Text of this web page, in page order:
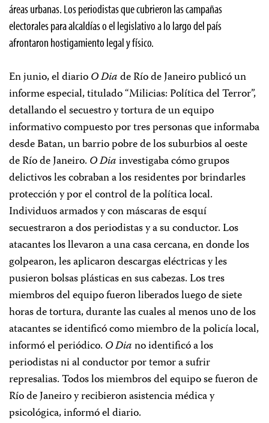
áreas urbanas. Los periodistas que cubrieron las campañas
electorales para alcaldías o el legislativo a lo largo del país
afrontaron hostigamiento legal y físico.
En junio, el diarioO Diade Río de Janeiro publicó un
informe especial, titulado “Milicias: Política del Terror”,
detallando el secuestro y tortura de un equipo
informativo compuesto por tres personas que informaba
desde Batan, un barrio pobre de los suburbios al oeste
de Río de Janeiro. O Diainvestigaba cómo grupos
delictivos les cobraban a los residentes por brindarles
protección ypor el control de la política local.
Individuos armados y con máscaras de esquí
secuestraron a dos periodistas y a su conductor. Los
atacantes los llevaron a una casa cercana, en donde los
golpearon, les aplicaron descargas eléctricas y les
pusieron bolsas plásticas en sus cabezas. Los tres
miembros del equipo fueron liberados luego de siete
horas de tortura, durante las cuales al menos uno de los
atacantes se identificó como miembro de la policía local,
informó el periódico. O Diano identificó a los
periodistas ni al conductor por temor a sufrir
represalias. Todos los miembros del equipo se fueron de
Río de Janeiro y recibieron asistencia médica y
psicológica, informó el diario.